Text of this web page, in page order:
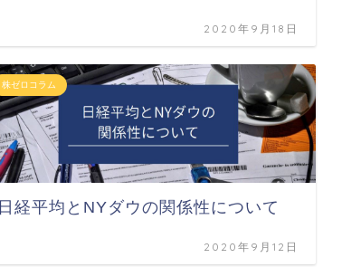
2020年9月18日
株ゼロコラム
日経平均とNYダウの関係性について
2020年9月12日